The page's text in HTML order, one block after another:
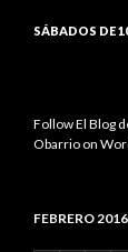
SÁBADOS DE
Follow El Blog
Obarrio on
FEBRERO 2016